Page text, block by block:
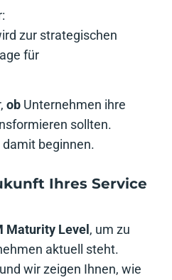
zur strategischen
für
ob Unternehmen ihre
sollten.
beginnen.
Ihres Service
Maturity Level, um zu
aktuell steht.
wir zeigen Ihnen, wie